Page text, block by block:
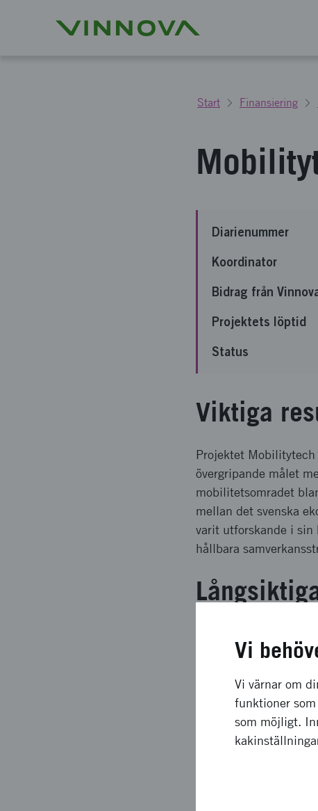
Start Finansiering
Diarienummer
Koordinator
Bidrag från
Projektets löptid
Status
Viktiga
Projektet
övergripande målet
mobilitetsomradet
mellan det svenska
varit utforskande i sin
hållbara
Funktionen består
framväxten av ett
facilitera relevanta
prioritera effektiva
Vi
Vi värnar om
funktioner
som möjligt.